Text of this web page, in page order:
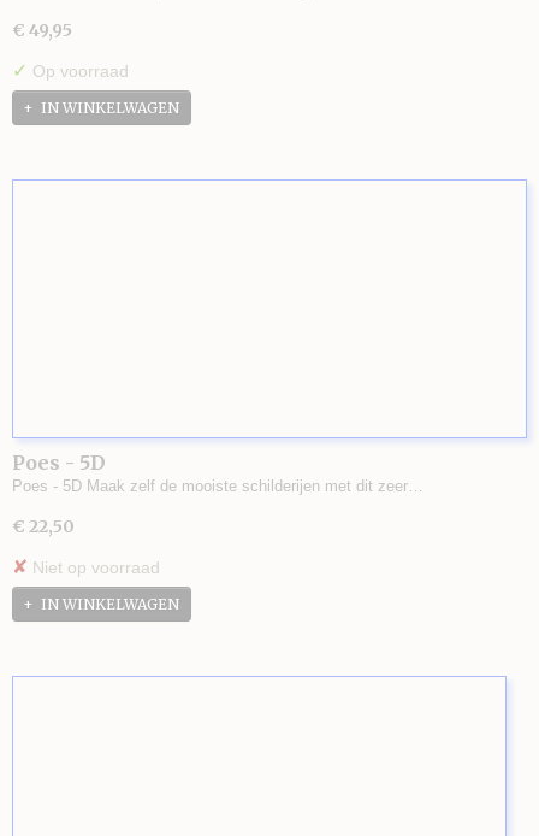
€ 49,95
✓ Op voorraad
IN WINKELWAGEN
Poes - 5D
Poes - 5D Maak zelf de mooiste schilderijen met dit zeer…
€ 22,50
✘ Niet op voorraad
IN WINKELWAGEN